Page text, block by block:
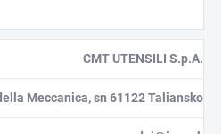
CMT UTENSILI S.p.A.
Meccanica, sn 61122 Taliansko